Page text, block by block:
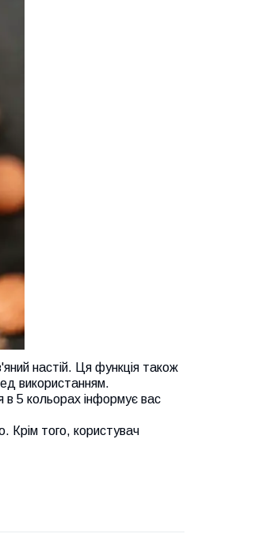
настій. Ця функція також
використанням.
в 5 кольорах інформує вас
Крім того, користувач